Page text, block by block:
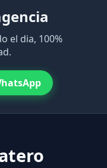
el dia, 100%